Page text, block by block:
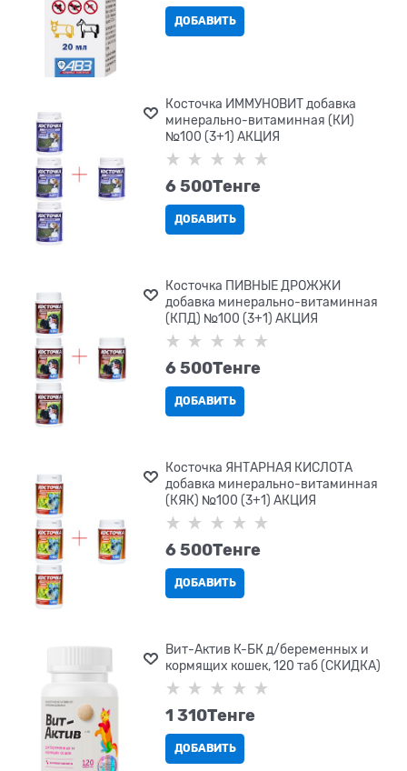
ДОБАВИТЬ
Косточка ИММУНОВИТ добавка
минерально-витаминная (КИ)
№100 (3+1) АКЦИЯ
6 500Tенге
ДОБАВИТЬ
Косточка ПИВНЫЕ ДРОЖЖИ
добавка минерально-витаминная
(КПД) №100 (3+1) АКЦИЯ
6 500Tенге
ДОБАВИТЬ
Косточка ЯНТАРНАЯ КИСЛОТА
добавка минерально-витаминная
(КЯК) №100 (3+1) АКЦИЯ
6 500Tенге
ДОБАВИТЬ
Вит-Актив К-БК д/беременных и
кормящих кошек, 120 таб (СКИДКА)
1 310Tенге
ДОБАВИТЬ